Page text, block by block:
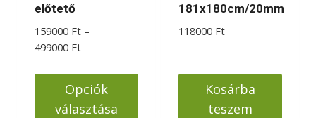
előtető
159000 Ft –
499000 FtÁrtartomány:
-
499000 Ft
Opciók
választása
181x180cm/20mm
118000 Ft
Kosárba
teszem